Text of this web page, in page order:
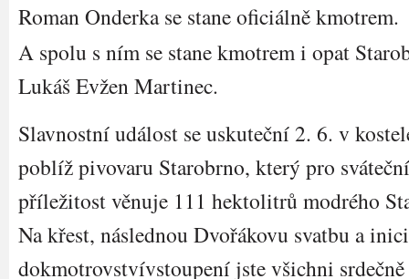
Roman Onderka se stane oficiálně kmotrem.
A spolu s ním se stane kmotrem i opat
Lukáš Evžen Martinec.
Slavnostní událost se uskuteční 2. 6. v
poblíž pivovaru Starobrno, který pro sváteční
příležitost věnuje 111 hektolitrů modrého
Na křest, následnou Dvořákovu svatbu a
dokmotrovstvívstoupení jste všichni